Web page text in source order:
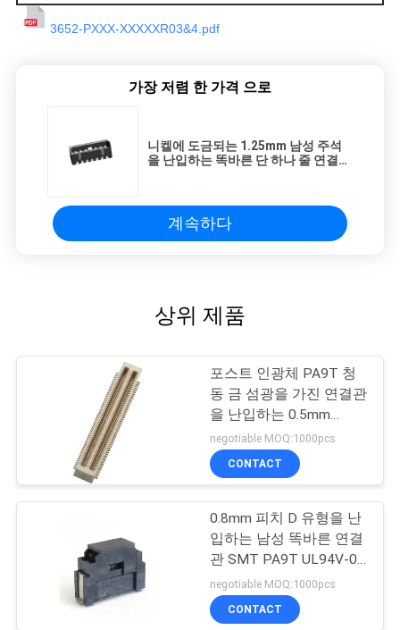
3652-PXXX-XXXXXR03&4.pdf
가장 저렴 한 가격 으로
니켈에 도금되는 1.25mm 남성 주석
을 난입하는 똑바른 단 하나 줄 연결관
계속하다
상위 제품
포스트 인광체 PA9T 청
동 금 섬광을 가진 연결관
을 난입하는 0.5mm
2*50P SMT 널
negotiable MOQ:1000pcs
CONTACT
0.8mm 피치 D 유형을 난
입하는 남성 똑바른 연결
관 SMT PA9T UL94V-0
널
negotiable MOQ:1000pcs
CONTACT